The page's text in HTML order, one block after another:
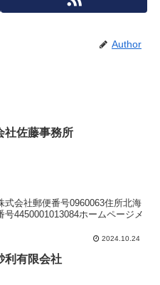
Author
社佐藤事務所
会社郵便番号0960063住所北海
4450001013084ホームページメ
2024.10.24
利有限会社